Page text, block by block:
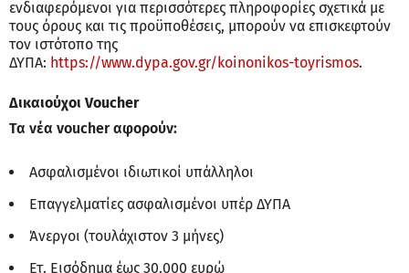
ενδιαφερόμενοι για περισσότερες πληροφορίες σχετικά με
τους όρους και τις προϋποθέσεις, μπορούν να επισκεφτούν
τον ιστότοπο της
ΔΥΠΑ: https://www.dypa.gov.gr/koinonikos-toyrismos.
Δικαιούχοι Voucher
Τα νέα voucher αφορούν:
Ασφαλισμένοι ιδιωτικοί υπάλληλοι
Επαγγελματίες ασφαλισμένοι υπέρ ΔΥΠΑ
Άνεργοι (τουλάχιστον 3 μήνες)
Ετ. Εισόδημα έως 30.000 ευρώ